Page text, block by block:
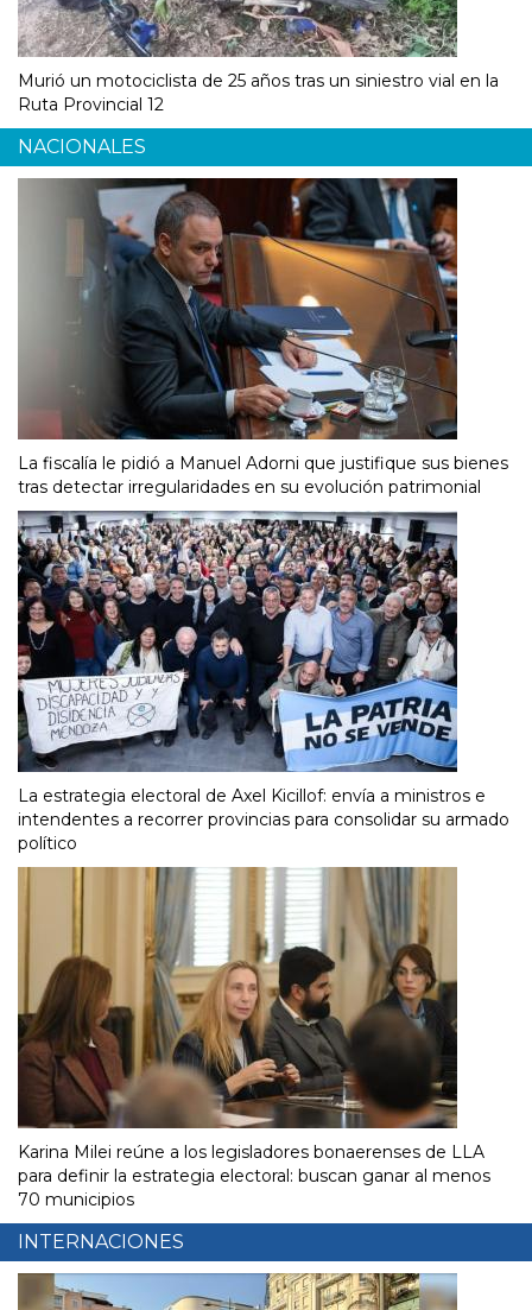
Murió un motociclista de 25 años tras un siniestro vial en la
Ruta Provincial 12
NACIONALES
La fiscalía le pidió a Manuel Adorni que justifique sus bienes
tras detectar irregularidades en su evolución patrimonial
La estrategia electoral de Axel Kicillof: envía a ministros e
intendentes a recorrer provincias para consolidar su armado
político
Karina Milei reúne a los legisladores bonaerenses de LLA
para definir la estrategia electoral: buscan ganar al menos
70 municipios
INTERNACIONES